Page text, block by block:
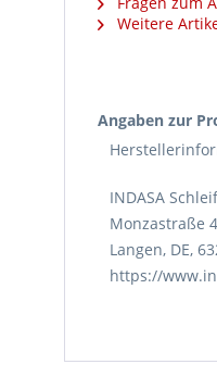
Weitere
Angaben zur
INDASA
Monzastraße
Langen, DE,
https://